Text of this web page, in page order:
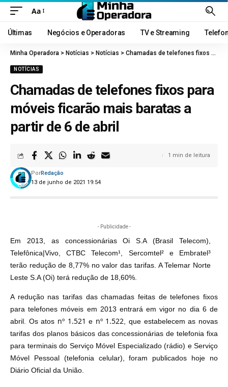
Aa
Últimas Negócios e Operadoras TV e Streaming
Minha Operadora > Notícias > Notícias > Chamadas de telefones fixos para móveis ficarão mais baratas a partir de 6 de abril
NOTÍCIAS
Chamadas de telefones fixos para
móveis ficarão mais baratas a
partir de 6 de abril
13 de junho de 2021 19:54
PorRedação
1 min de leitura
- Publicidade -
Em 2013, as concessionárias Oi S.A (Brasil Telecom),
Telefônica|Vivo, CTBC Telecom¹, Sercomtel² e Embratel³
terão redução de 8,77% no valor das tarifas. A Telemar Norte
Leste S.A (Oi) terá redução de 18,60%.
A redução nas tarifas das chamadas feitas de telefones fixos
para telefones móveis em 2013 entrará em vigor no dia 6 de
abril. Os atos nº 1.521 e nº 1.522 , que estabelecem as novas
tarifas dos planos básicos das concessionárias de telefonia fixa
para terminais do Serviço Móvel Especializado (rádio) e Serviço
Móvel Pessoal (telefonia celular), foram publicados hoje no
Diário Oficial da União.